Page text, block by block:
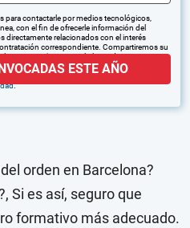
para contactarle por medios tecnológicos,
con el fin de ofrecerle información del
directamente relacionados con el interés
correspondiente. Compartiremos su
y servicios de acuerdo a su petición.
.
ESTE AÑO
orden en Barcelona?
Si es así, seguro que
formativo más adecuado.